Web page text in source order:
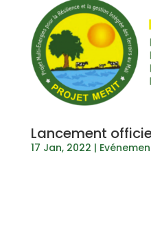
Lancement
17 Jan, 2022 |